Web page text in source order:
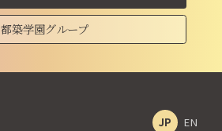
都築学園グループ
JP EN